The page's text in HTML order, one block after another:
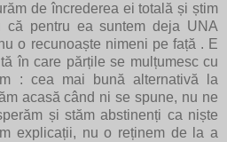
de încrederea ei totală și știm
că pentru ea suntem deja UNA
o recunoaște nimeni pe față . E
în care părțile se mulțumesc cu
: cea mai bună alternativă la
acasă când ni se spune, nu ne
și stăm abstinenți ca niște
explicații, nu o reținem de la a